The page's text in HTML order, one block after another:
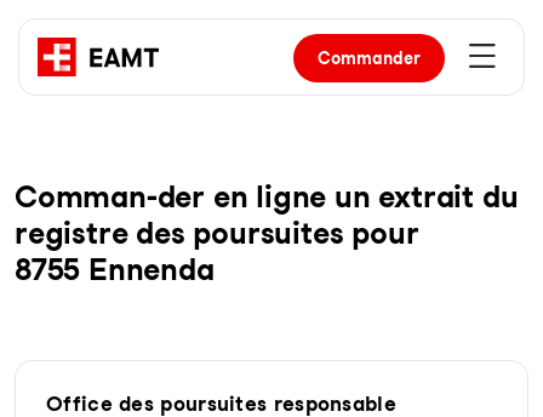
Commander
Com­man-der en li­gne un ex­trait du
re­gist­re des pour­sui­tes pour
8755 Ennenda
Office des poursuites responsable